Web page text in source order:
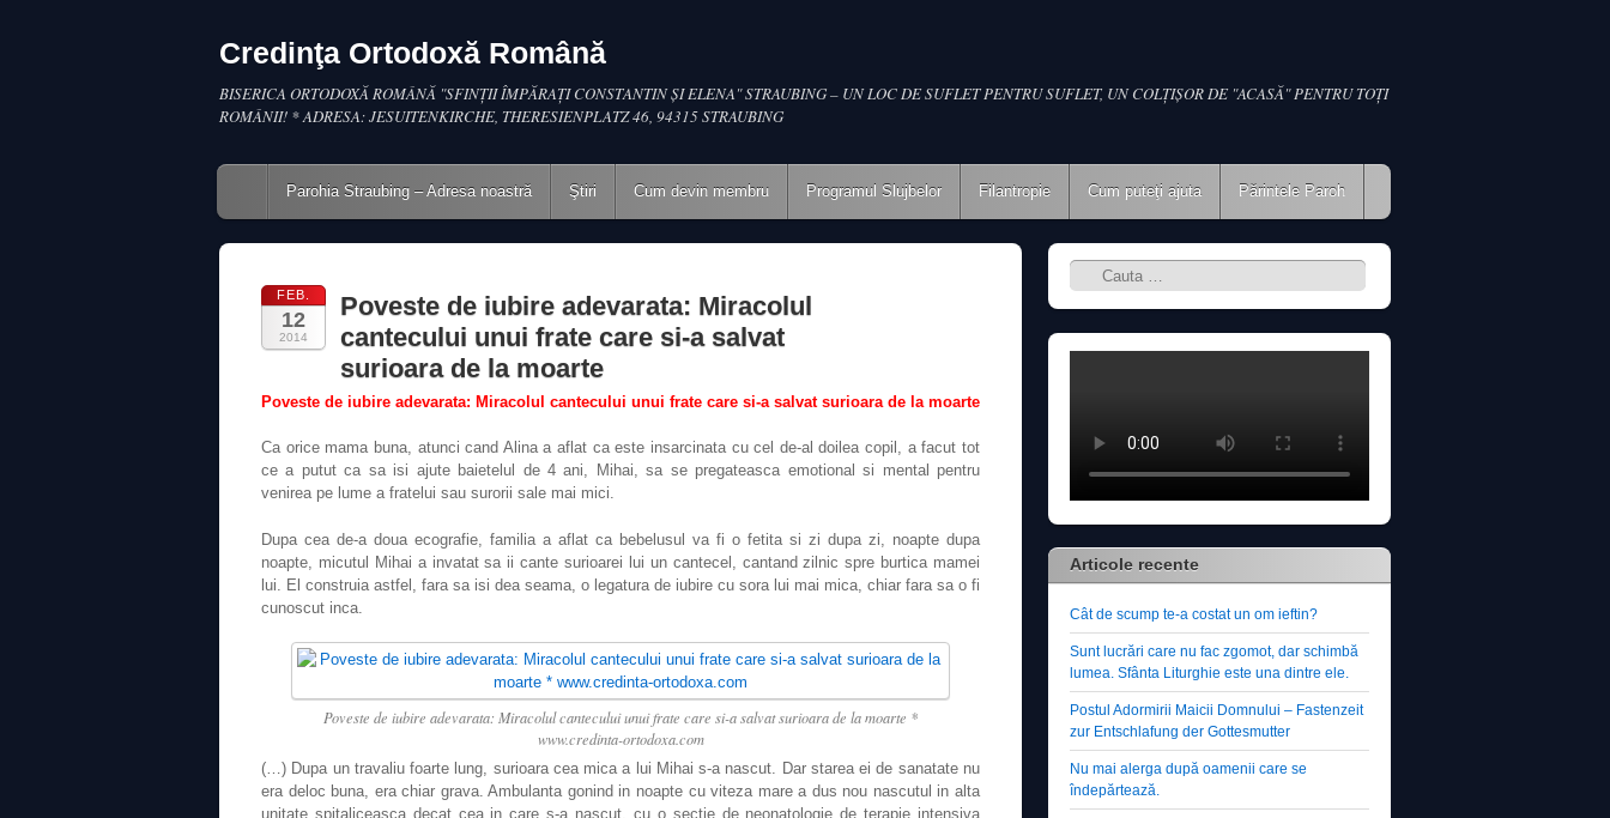
Credinţa Ortodoxă Română
BISERICA ORTODOXĂ ROMÂNĂ "SFINŢII ÎMPĂRAŢI CONSTANTIN ŞI ELENA" STRAUBING – UN LOC DE SUFLET PENTRU SUFLET, UN COLŢIŞOR DE "ACASĂ" PENTRU TOŢI
ROMÂNII! * ADRESA: JESUITENKIRCHE, THERESIENPLATZ 46, 94315 STRAUBING
Main menu
Skip to content
Parohia Straubing – Adresa noastră Ştiri Cum devin membru Programul Slujbelor Filantropie Cum puteţi ajuta Părintele Paroh
FEB.
12
2014
Poveste de iubire adevarata: Miracolul
cantecului unui frate care si-a salvat
surioara de la moarte
Poveste de iubire adevarata: Miracolul cantecului unui frate care si-a salvat surioara de la moarte
Ca orice mama buna, atunci cand Alina a aflat ca este insarcinata cu cel de-al doilea copil, a facut tot
ce a putut ca sa isi ajute baietelul de 4 ani, Mihai, sa se pregateasca emotional si mental pentru
venirea pe lume a fratelui sau surorii sale mai mici.
Dupa cea de-a doua ecografie, familia a aflat ca bebelusul va fi o fetita si zi dupa zi, noapte dupa
noapte, micutul Mihai a invatat sa ii cante surioarei lui un cantecel, cantand zilnic spre burtica mamei
lui. El construia astfel, fara sa isi dea seama, o legatura de iubire cu sora lui mai mica, chiar fara sa o fi
cunoscut inca.
Poveste de iubire adevarata: Miracolul cantecului unui frate care si-a salvat surioara de la moarte *
www.credinta-ortodoxa.com
(…) Dupa un travaliu foarte lung, surioara cea mica a lui Mihai s-a nascut. Dar starea ei de sanatate nu
era deloc buna, era chiar grava. Ambulanta gonind in noapte cu viteza mare a dus nou nascutul in alta
unitate spitaliceasca decat cea in care s-a nascut, cu o sectie de neonatologie de terapie intensiva
Search
Articole recente
Cât de scump te-a costat un om ieftin?
Sunt lucrări care nu fac zgomot, dar schimbă
lumea. Sfânta Liturghie este una dintre ele.
Postul Adormirii Maicii Domnului – Fastenzeit
zur Entschlafung der Gottesmutter
Nu mai alerga după oamenii care se
îndepărtează.